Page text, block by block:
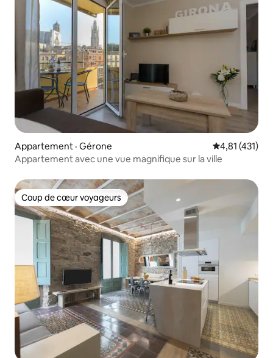
Appartement · Gérone Note
4,81 (431)
Appartement avec une vue magnifique sur la ville
Coup de cœur voyageurs
Coup de cœur voyageurs